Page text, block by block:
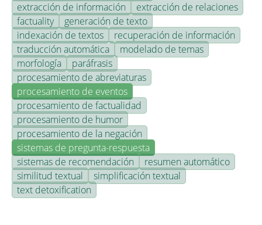
extracción de información
extracción de relaciones
factuality
generación de texto
indexación de textos
recuperación de información
traducción automática
modelado de temas
morfología
paráfrasis
procesamiento de abreviaturas
procesamiento de eventos
procesamiento de factualidad
procesamiento de humor
procesamiento de la negación
sistemas de pregunta-respuesta
sistemas de recomendación
resumen automático
similitud textual
simplificación textual
text detoxification